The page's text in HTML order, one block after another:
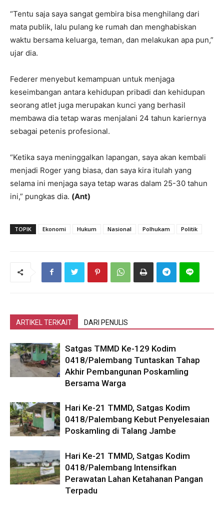
“Tentu saja saya sangat gembira bisa menghilang dari
mata publik, lalu pulang ke rumah dan menghabiskan
waktu bersama keluarga, teman, dan melakukan apa pun,”
ujar dia.
Federer menyebut kemampuan untuk menjaga
keseimbangan antara kehidupan pribadi dan kehidupan
seorang atlet juga merupakan kunci yang berhasil
membawa dia tetap waras menjalani 24 tahun kariernya
sebagai petenis profesional.
“Ketika saya meninggalkan lapangan, saya akan kembali
menjadi Roger yang biasa, dan saya kira itulah yang
selama ini menjaga saya tetap waras dalam 25-30 tahun
ini,” pungkas dia. (Ant)
TOPIK Ekonomi Hukum Nasional Polhukam Politik
ARTIKEL TERKAIT DARI PENULIS
Satgas TMMD Ke-129 Kodim
0418/Palembang Tuntaskan Tahap
Akhir Pembangunan Poskamling
Bersama Warga
Hari Ke-21 TMMD, Satgas Kodim
0418/Palembang Kebut Penyelesaian
Poskamling di Talang Jambe
Hari Ke-21 TMMD, Satgas Kodim
0418/Palembang Intensifkan
Perawatan Lahan Ketahanan Pangan
Terpadu